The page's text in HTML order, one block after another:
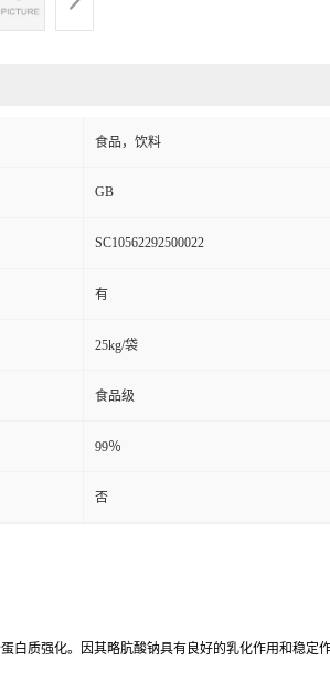
食品，饮料
GB
SC10562292500022
有
25kg/袋
食品级
99％
否
白质强化。因其略肮酸钠具有良好的乳化作用和稳